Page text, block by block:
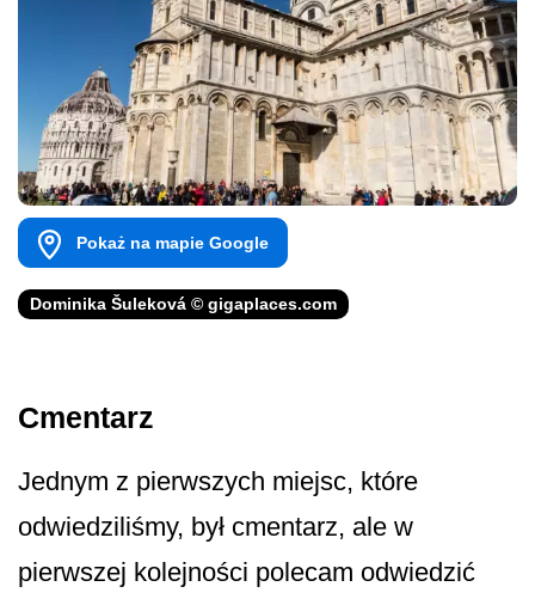
Pokaż na mapie Google
Dominika Šuleková © gigaplaces.com
Cmentarz
Jednym z pierwszych miejsc, które
odwiedziliśmy, był cmentarz, ale w
pierwszej kolejności polecam odwiedzić